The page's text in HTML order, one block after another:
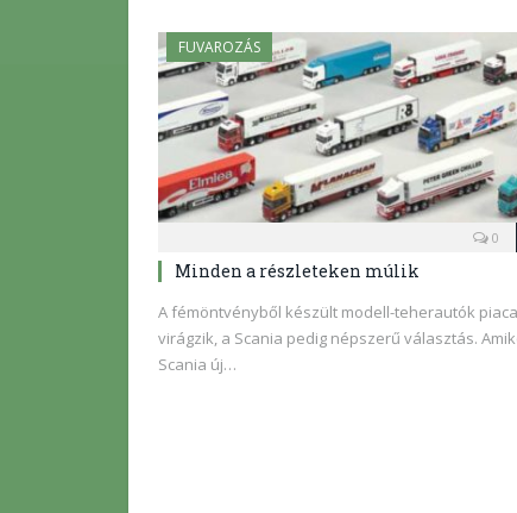
FUVAROZÁS
0
Minden a részleteken múlik
A fémöntvényből készült modell-teherautók piaca
virágzik, a Scania pedig népszerű választás.
Scania új…